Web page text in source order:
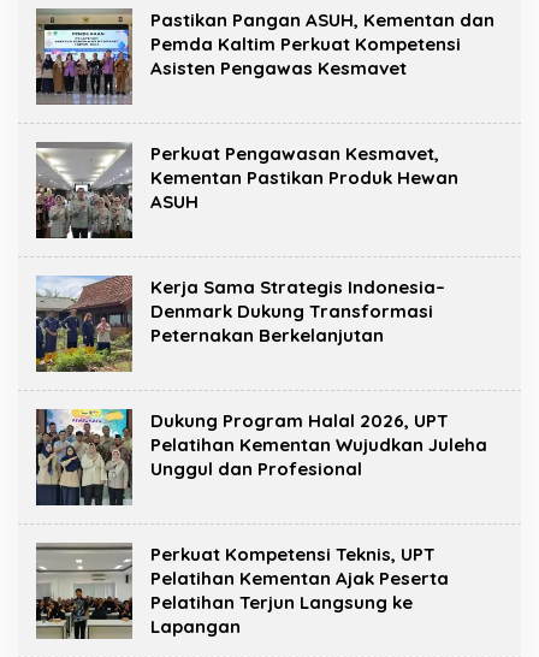
Pastikan Pangan ASUH, Kementan dan
Pemda Kaltim Perkuat Kompetensi
Asisten Pengawas Kesmavet
Perkuat Pengawasan Kesmavet,
Kementan Pastikan Produk Hewan
ASUH
Kerja Sama Strategis Indonesia–
Denmark Dukung Transformasi
Peternakan Berkelanjutan
Dukung Program Halal 2026, UPT
Pelatihan Kementan Wujudkan Juleha
Unggul dan Profesional
Perkuat Kompetensi Teknis, UPT
Pelatihan Kementan Ajak Peserta
Pelatihan Terjun Langsung ke
Lapangan